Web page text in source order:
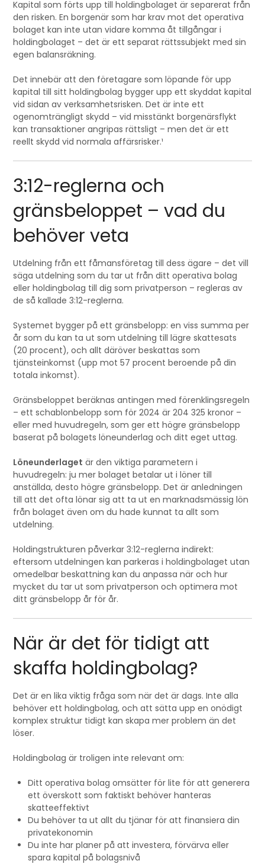
Kapital som förts upp till holdingbolaget är separerat från
den risken. En borgenär som har krav mot det operativa
bolaget kan inte utan vidare komma åt tillgångar i
holdingbolaget – det är ett separat rättssubjekt med sin
egen balansräkning.
Det innebär att den företagare som löpande för upp
kapital till sitt holdingbolag bygger upp ett skyddat kapital
vid sidan av verksamhetsrisken. Det är inte ett
ogenomträngligt skydd – vid misstänkt borgenärsflykt
kan transaktioner angripas rättsligt – men det är ett
reellt skydd vid normala affärsrisker.¹
3:12-reglerna och
gränsbeloppet – vad du
behöver veta
Utdelning från ett fåmansföretag till dess ägare – det vill
säga utdelning som du tar ut från ditt operativa bolag
eller holdingbolag till dig som privatperson – regleras av
de så kallade 3:12-reglerna.
Systemet bygger på ett gränsbelopp: en viss summa per
år som du kan ta ut som utdelning till lägre skattesats
(20 procent), och allt däröver beskattas som
tjänsteinkomst (upp mot 57 procent beroende på din
totala inkomst).
Gränsbeloppet beräknas antingen med förenklingsregeln
– ett schablonbelopp som för 2024 är 204 325 kronor –
eller med huvudregeln, som ger ett högre gränsbelopp
baserat på bolagets löneunderlag och ditt eget uttag.
Löneunderlaget är den viktiga parametern i
huvudregeln: ju mer bolaget betalar ut i löner till
anställda, desto högre gränsbelopp. Det är anledningen
till att det ofta lönar sig att ta ut en marknadsmässig lön
från bolaget även om du hade kunnat ta allt som
utdelning.
Holdingstrukturen påverkar 3:12-reglerna indirekt:
eftersom utdelningen kan parkeras i holdingbolaget utan
omedelbar beskattning kan du anpassa när och hur
mycket du tar ut som privatperson och optimera mot
ditt gränsbelopp år för år.
När är det för tidigt att
skaffa holdingbolag?
Det är en lika viktig fråga som när det är dags. Inte alla
behöver ett holdingbolag, och att sätta upp en onödigt
komplex struktur tidigt kan skapa mer problem än det
löser.
Holdingbolag är troligen inte relevant om:
Ditt operativa bolag omsätter för lite för att generera
ett överskott som faktiskt behöver hanteras
skatteeffektivt
Du behöver ta ut allt du tjänar för att finansiera din
privatekonomin
Du inte har planer på att investera, förvärva eller
spara kapital på bolagsnivå